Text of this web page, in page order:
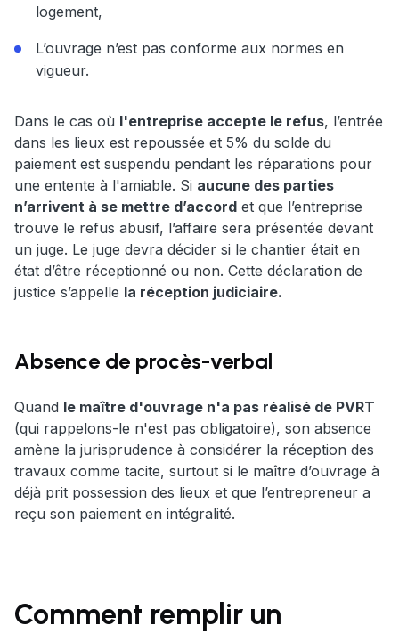
logement,
L’ouvrage n’est pas conforme aux normes en
vigueur.
Dans le cas où l'entreprise accepte le refus, l’entrée
dans les lieux est repoussée et 5% du solde du
paiement est suspendu pendant les réparations pour
une entente à l'amiable. Si aucune des parties
n’arrivent à se mettre d’accord et que l’entreprise
trouve le refus abusif, l’affaire sera présentée devant
un juge. Le juge devra décider si le chantier était en
état d’être réceptionné ou non. Cette déclaration de
justice s’appelle la réception judiciaire.
Absence de procès-verbal
Quand le maître d'ouvrage n'a pas réalisé de PVRT
(qui rappelons-le n'est pas obligatoire), son absence
amène la jurisprudence à considérer la réception des
travaux comme tacite, surtout si le maître d’ouvrage à
déjà prit possession des lieux et que l’entrepreneur a
reçu son paiement en intégralité.
Comment remplir un